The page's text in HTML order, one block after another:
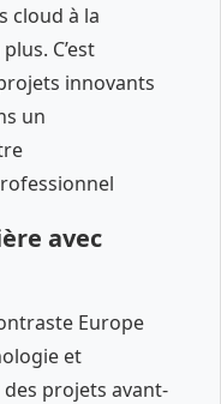
cloud à la
C’est
innovants
un
avec
Europe
et
projets avant-